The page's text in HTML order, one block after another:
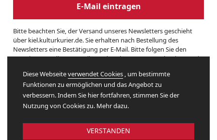
E-Mail eintragen
Bitte beachten Sie, der Versand unseres Newsletters geschieht
über kiel.kulturkurier.de. Sie erhalten nach Bestellung des
Newsletters eine Bestätigung per E-Mail. Bitte folgen Sie den
Anweisungen dieser E-Mail, um das Abonnement zu beginnen. Sie
Ende eines Newsletters entsprechende Informationen. Und hier
finden Sie unsereDatenschutzerklärung.
Website by
Diese Webseiteverwendet Cookies , um bestimmte
Funktionen zu ermöglichen und das Angebot zu
verbessern. Indem Sie hier fortfahren, stimmen Sie der
Nutzung von Cookies zu. Mehr dazu.
VERSTANDEN